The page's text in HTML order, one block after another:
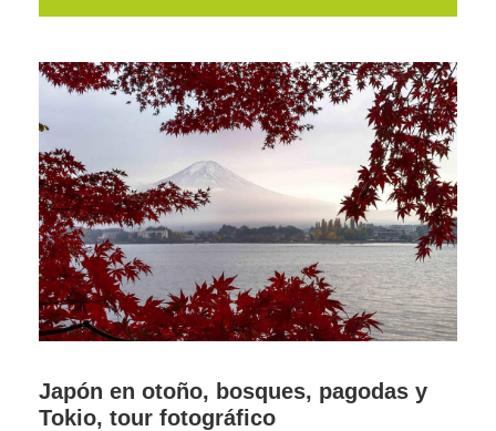
Japón en otoño, bosques, pagodas y
Tokio, tour fotográfico